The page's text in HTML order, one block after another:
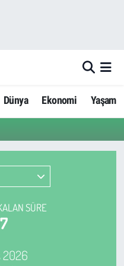
Dünya Ekonomi Yaşam
SÜRE
2026